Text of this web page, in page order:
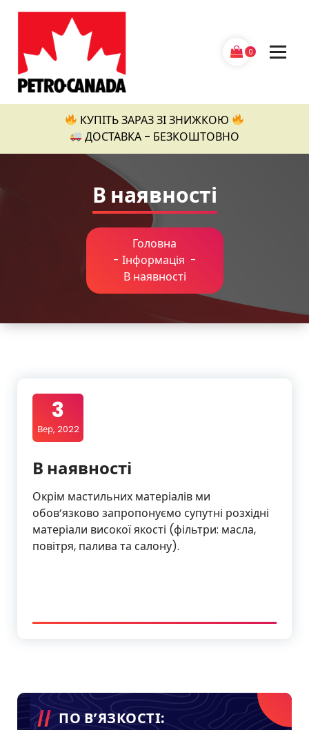
0
КУПІТЬ ЗАРАЗ ЗІ ЗНИЖКОЮ
ДОСТАВКА - БЕЗКОШТОВНО
В наявності
Головна
- Інформація -
В наявності
3
Вер, 2022
В наявності
Окрім мастильних матеріалів ми
обов’язково запропонуємо супутні розхідні
матеріали високої якості (фільтри: масла,
повітря, палива та салону).
ПО В’ЯЗКОСТІ: